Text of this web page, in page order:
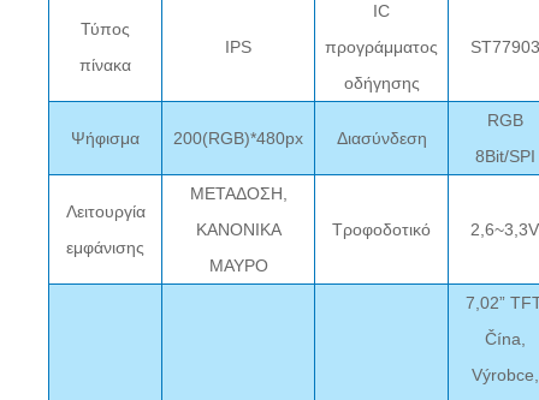
Τύπος
πίνακα
IPS
IC
προγράμματος
οδήγησης
ST77903
Ψήφισμα 200(RGB)*480px Διασύνδεση
RGB
8Bit/SPI
Λειτουργία
εμφάνισης
ΜΕΤΑΔΟΣΗ,
ΚΑΝΟΝΙΚΑ
ΜΑΥΡΟ
Τροφοδοτικό 2,6~3,3V
7,02”
Čína,
Výrobce,